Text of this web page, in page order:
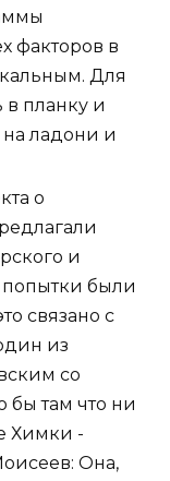
факторов в
Для
в планку и
на ладони и
о
и
попытки были
связано с
из
со
бы там что ни
Химки -
Она,